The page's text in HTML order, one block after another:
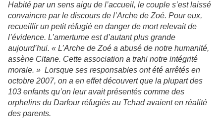
Habité par un sens aigu de l’accueil, le couple s’est laissé
convaincre par le discours de l’Arche de Zoé. Pour eux,
recueillir un petit réfugié en danger de mort relevait de
l’évidence. L’amertume est d’autant plus grande
aujourd’hui. « L’Arche de Zoé a abusé de notre humanité,
assène Citane. Cette association a trahi notre intégrité
morale. » Lorsque ses responsables ont été arrêtés en
octobre 2007, on a en effet découvert que la plupart des
103 enfants qu’on leur avait présentés comme des
orphelins du Darfour réfugiés au Tchad avaient en réalité
des parents.